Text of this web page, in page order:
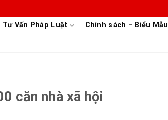
Tư Vấn Pháp Luật Chính sách – Biểu Mẫu
căn nhà xã hội